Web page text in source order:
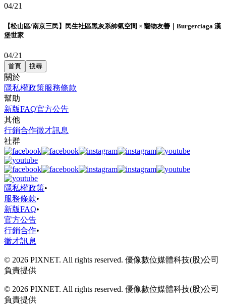
04/21
【松山區/南京三民】民生社區黑灰系帥氣空間 × 寵物友善｜Burgerciaga 漢
堡世家
04/21
首頁 搜尋
關於
隱私權政策服務條款
幫助
新版FAQ官方公告
其他
行銷合作徵才訊息
社群
隱私權政策•
服務條款•
新版FAQ•
官方公告
行銷合作•
徵才訊息
© 2026 PIXNET. All rights reserved. 優像數位媒體科技(股)公司
負責提供
© 2026 PIXNET. All rights reserved. 優像數位媒體科技(股)公司
負責提供